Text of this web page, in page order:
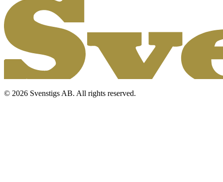
© 2026 Svenstigs AB. All rights reserved.